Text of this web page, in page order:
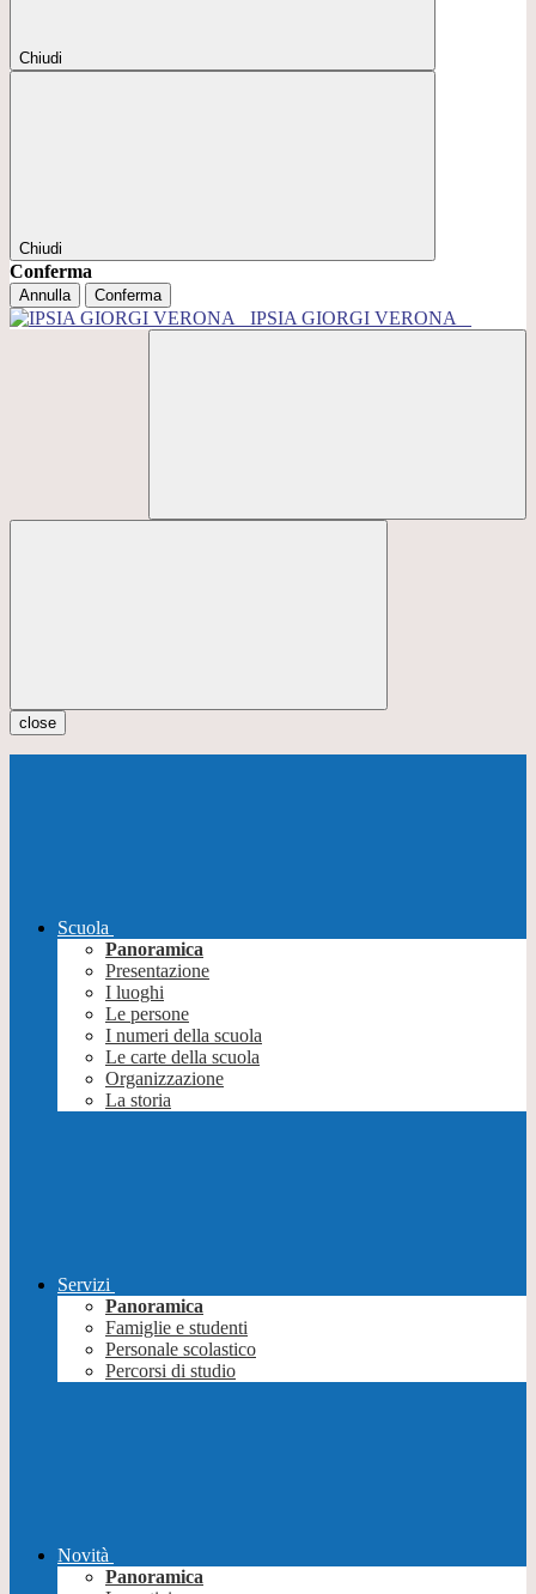
Chiudi
Chiudi
Conferma
Annulla Conferma
IPSIA GIORGI VERONA
close
Scuola
Panoramica
Presentazione
I luoghi
Le persone
I numeri della scuola
Le carte della scuola
Organizzazione
La storia
Servizi
Panoramica
Famiglie e studenti
Personale scolastico
Percorsi di studio
Novità
Panoramica